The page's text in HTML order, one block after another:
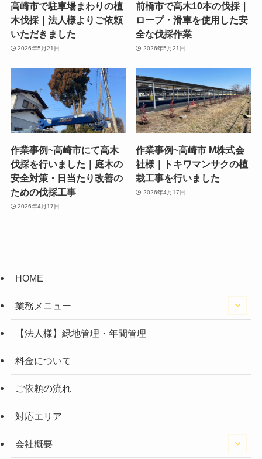
高崎市で駐車場まわりの植
木伐採｜法人様よりご依頼
いただきました
2026年5月21日
前橋市で高木10本の伐採｜
ロープ・滑車を使用した安
全な伐採作業
2026年5月21日
作業事例~高崎市にて高木
伐採を行いました｜庭木の
安全対策・日当たり改善の
ための伐採工事
2026年4月17日
作業事例~高崎市 M株式会
社様｜トキワマンサクの植
栽工事を行いました
2026年4月17日
HOME
業務メニュー
【法人様】緑地管理・年間管理
料金について
ご依頼の流れ
対応エリア
会社概要